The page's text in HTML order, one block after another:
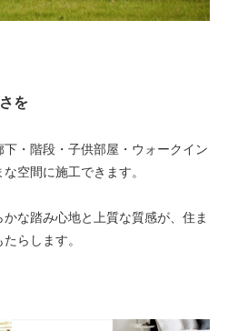
を
・階段・子供部屋・ウォークイン
空間に施工できます。
な踏み心地と上質な質感が、住ま
らします。